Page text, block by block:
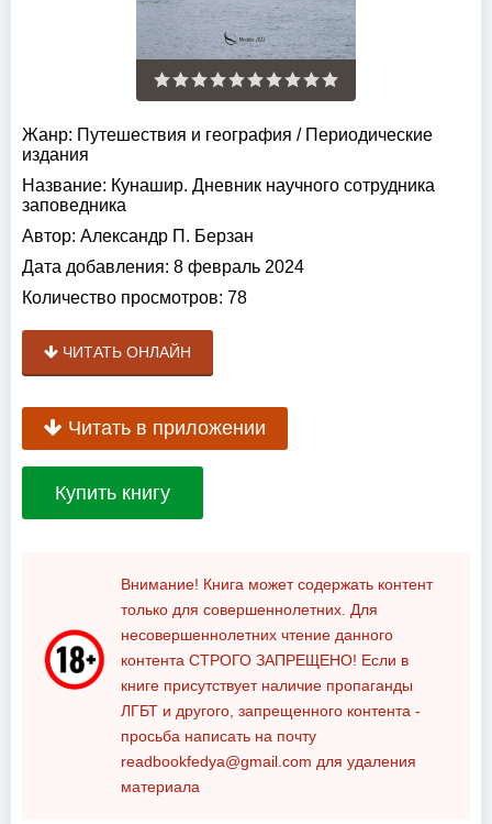
Жанр: Путешествия и география / Периодические
издания
Название: Кунашир. Дневник научного сотрудника
заповедника
Автор: Александр П. Берзан
Дата добавления: 8 февраль 2024
Количество просмотров: 78
ЧИТАТЬ ОНЛАЙН
Читать в приложении
Купить книгу
Внимание! Книга может содержать контент
только для совершеннолетних. Для
несовершеннолетних чтение данного
контента СТРОГО ЗАПРЕЩЕНО! Если в
книге присутствует наличие пропаганды
ЛГБТ и другого, запрещенного контента -
просьба написать на почту
readbookfedya@gmail.com для удаления
материала